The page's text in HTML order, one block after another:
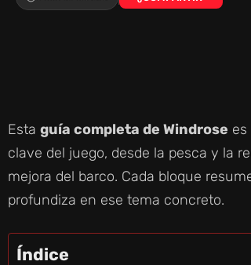
Esta guía completa de Windrose
clave del juego, desde la pesca y la
mejora del barco. Cada bloque
profundiza en ese tema concreto.
Índice